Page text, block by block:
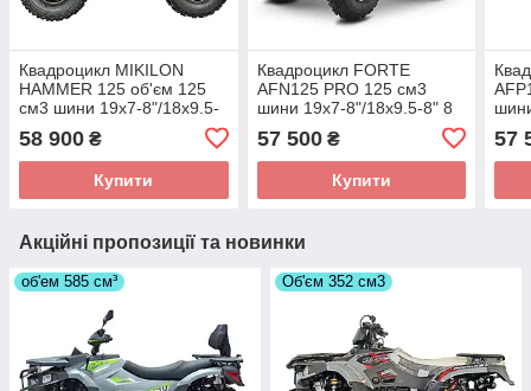
Квадроцикл MIKILON
HAMMER 125 об'єм 125
см3 шини 19х7-8"/18х9.5-
58 900 ₴
Купити
Квадроцикл FORTE
AFN125 PRO 125 см3
шини 19х7-8"/18х9.5-8" 8
57 500₴
Купити
57
Акційні пропозиції та новинки
об'ем 585 см³ Об'єм 352 см3